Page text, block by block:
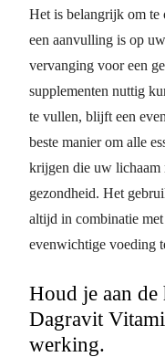
Het is belangrijk om te
een aanvulling is op
vervanging voor een
supplementen nuttig
te vullen, blijft een
beste manier om alle
krijgen die uw lichaam
gezondheid. Het
altijd in combinatie
evenwichtige voeding
Houd je aan de
Dagravit
werking.